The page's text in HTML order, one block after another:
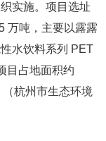
实施。项目选址
万吨，主要以露露
水饮料系列 PET
目占地面积约
杭州市生态环境